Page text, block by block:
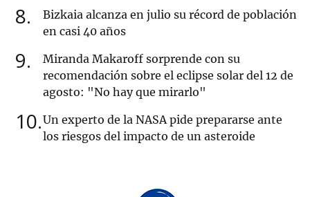
8
Bizkaia alcanza en julio su récord de población
en casi 40 años
9
Miranda Makaroff sorprende con su
recomendación sobre el eclipse solar del 12 de
agosto: "No hay que mirarlo"
10 Un experto de la NASA pide prepararse ante
los riesgos del impacto de un asteroide